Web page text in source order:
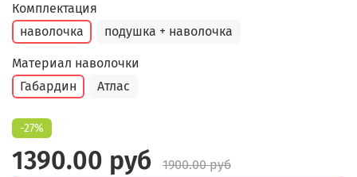
Комплектация
наволочка
подушка + наволочка
Материал наволочки
Габардин
Атлас
-27%
1390.00 руб
1900.00 руб